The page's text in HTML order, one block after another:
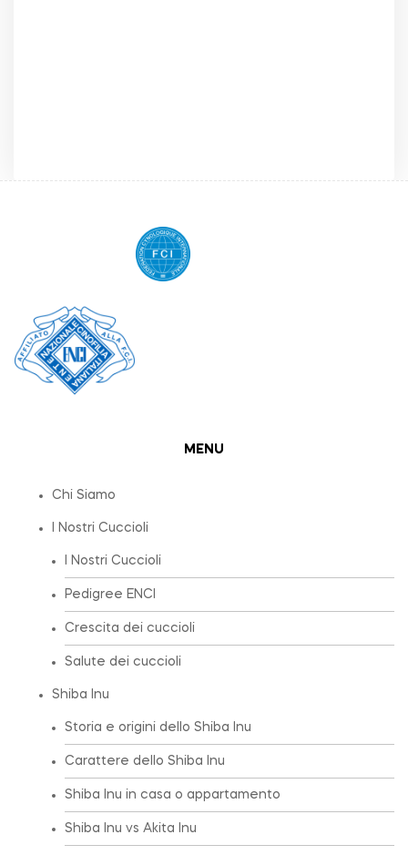
MENU
Chi Siamo
I Nostri Cuccioli
I Nostri Cuccioli
Pedigree ENCI
Crescita dei cuccioli
Salute dei cuccioli
Shiba Inu
Storia e origini dello Shiba Inu
Carattere dello Shiba Inu
Shiba Inu in casa o appartamento
Shiba Inu vs Akita Inu